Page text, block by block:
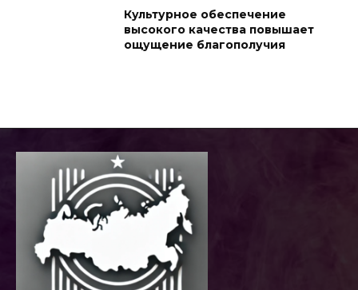
Культурное обеспечение
высокого качества повышает
ощущение благополучия